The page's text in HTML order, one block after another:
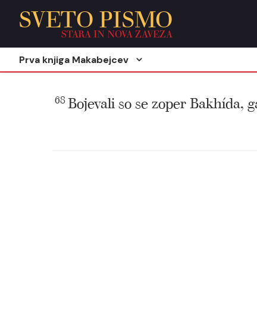
SVETO PISMO
STARA IN NOVA ZAVEZA
Prva knjiga Makabejcev
68 Bojevali so se zoper Bakhída,